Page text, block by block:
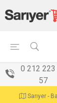
0 212 223
57
Sarıyer -